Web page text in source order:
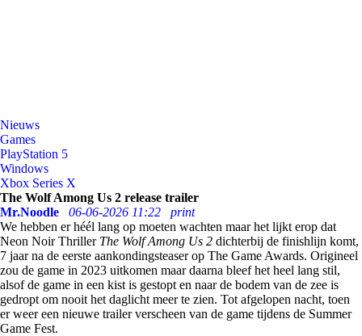
Nieuws
Games
PlayStation 5
Windows
Xbox Series X
The Wolf Among Us 2 release trailer
Mr.Noodle
06-06-2026 11:22
print
We hebben er héél lang op moeten wachten maar het lijkt erop dat
Neon Noir Thriller The Wolf Among Us 2 dichterbij de finishlijn komt,
7 jaar na de eerste aankondingsteaser op The Game Awards. Origineel
zou de game in 2023 uitkomen maar daarna bleef het heel lang stil,
alsof de game in een kist is gestopt en naar de bodem van de zee is
gedropt om nooit het daglicht meer te zien. Tot afgelopen nacht, toen
er weer een nieuwe trailer verscheen van de game tijdens de Summer
Game Fest.